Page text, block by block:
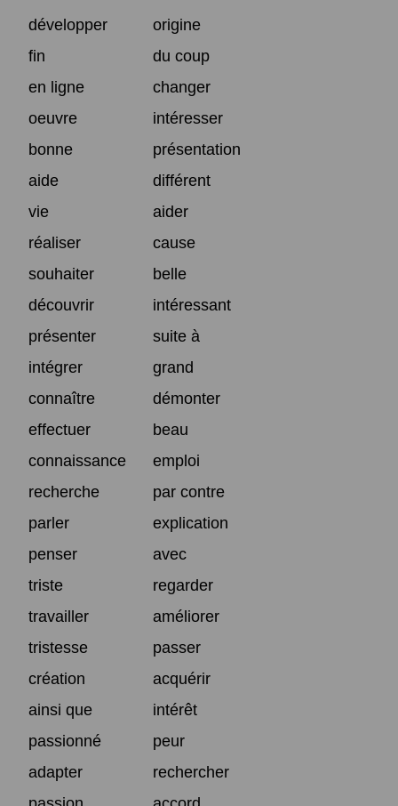
développer
origine
fin
du coup
en ligne
changer
oeuvre
intéresser
bonne
présentation
aide
différent
vie
aider
réaliser
cause
souhaiter
belle
découvrir
intéressant
présenter
suite à
intégrer
grand
connaître
démonter
effectuer
beau
connaissance
emploi
recherche
par contre
parler
explication
penser
avec
triste
regarder
travailler
améliorer
tristesse
passer
création
acquérir
ainsi que
intérêt
passionné
peur
adapter
rechercher